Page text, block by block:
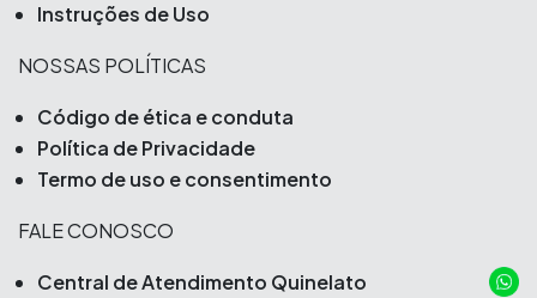
Instruções de Uso
NOSSAS POLÍTICAS
Código de ética e conduta
Política de Privacidade
Termo de uso e consentimento
FALE CONOSCO
Central de Atendimento Quinelato